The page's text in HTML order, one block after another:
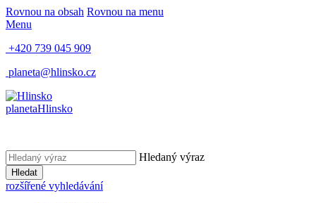
Rovnou na obsah Rovnou na menu
Menu
+420 739 045 909
planeta@hlinsko.cz
planetaHlinsko
Hledaný výraz
Hledat
rozšířené vyhledávání